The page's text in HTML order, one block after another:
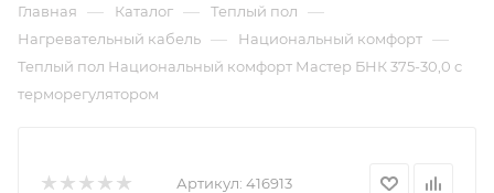
Главная — Каталог — Теплый пол —
Нагревательный кабель — Национальный комфорт —
Теплый пол Национальный комфорт Мастер БНК 375-30,0 c
терморегулятором
Артикул: 416913